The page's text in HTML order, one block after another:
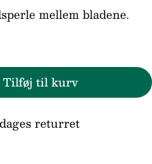
mellem bladene.
for Trollbeads/
Tilføj til kurv
returret
obligatoriske.